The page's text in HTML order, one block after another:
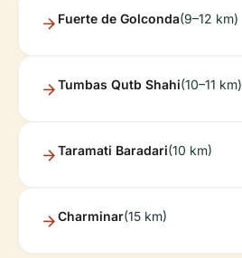
Fuerte de Golconda(9–12 km)
Tumbas Qutb Shahi(10–11 km)
Taramati Baradari(10 km)
Charminar(15 km)